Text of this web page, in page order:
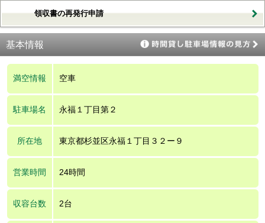
領収書の再発行申請
基本情報
満空情報 空車
駐車場名 永福１丁目第２
所在地 東京都杉並区永福１丁目３２ー９
営業時間 24時間
収容台数 2台